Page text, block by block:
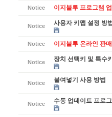
Notice 이지블루 프로그램
Notice 사용자 키맵 설정 방
Notice 이지블루 온라인 판
Notice 장치 선택키 및 특수
Notice 붙여넣기 사용 방법
Notice 수동 업데이트 프로